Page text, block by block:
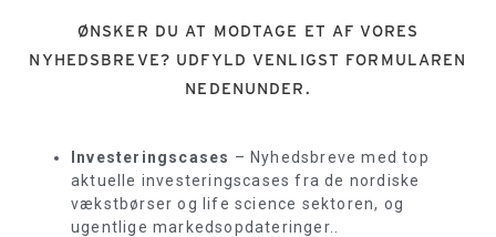
ØNSKER DU AT MODTAGE ET AF VORES
NYHEDSBREVE? UDFYLD VENLIGST FORMULAREN
NEDENUNDER.
Investeringscases – Nyhedsbreve med top
aktuelle investeringscases fra de nordiske
vækstbørser og life science sektoren, og
ugentlige markedsopdateringer..